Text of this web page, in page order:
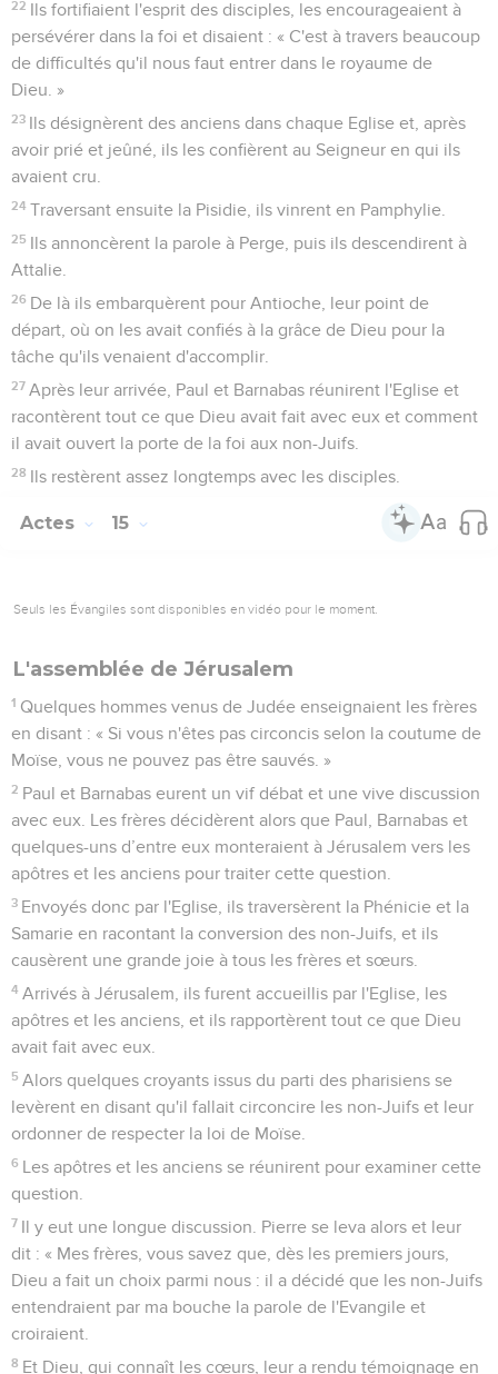
22 Ils fortifiaient l'esprit des disciples, les encourageaient à
persévérer dans la foi et disaient : « C'est à travers beaucoup
de difficultés qu'il nous faut entrer dans le royaume de
Dieu. »
23 Ils désignèrent des anciens dans chaque Eglise et, après
avoir prié et jeûné, ils les confièrent au Seigneur en qui ils
avaient cru.
24 Traversant ensuite la Pisidie, ils vinrent en Pamphylie.
25 Ils annoncèrent la parole à Perge, puis ils descendirent à
Attalie.
26 De là ils embarquèrent pour Antioche, leur point de
départ, où on les avait confiés à la grâce de Dieu pour la
tâche qu'ils venaient d'accomplir.
27 Après leur arrivée, Paul et Barnabas réunirent l'Eglise et
racontèrent tout ce que Dieu avait fait avec eux et comment
il avait ouvert la porte de la foi aux non-Juifs.
28 Ils restèrent assez longtemps avec les disciples.
Actes 15
Seuls les Évangiles sont disponibles en vidéo pour le moment.
L'assemblée de Jérusalem
1 Quelques hommes venus de Judée enseignaient les frères
en disant : « Si vous n'êtes pas circoncis selon la coutume de
Moïse, vous ne pouvez pas être sauvés. »
2 Paul et Barnabas eurent un vif débat et une vive discussion
avec eux. Les frères décidèrent alors que Paul, Barnabas et
quelques-uns d’entre eux monteraient à Jérusalem vers les
apôtres et les anciens pour traiter cette question.
3 Envoyés donc par l'Eglise, ils traversèrent la Phénicie et la
Samarie en racontant la conversion des non-Juifs, et ils
causèrent une grande joie à tous les frères et sœurs.
4 Arrivés à Jérusalem, ils furent accueillis par l'Eglise, les
apôtres et les anciens, et ils rapportèrent tout ce que Dieu
avait fait avec eux.
5 Alors quelques croyants issus du parti des pharisiens se
levèrent en disant qu'il fallait circoncire les non-Juifs et leur
ordonner de respecter la loi de Moïse.
6 Les apôtres et les anciens se réunirent pour examiner cette
question.
7 Il y eut une longue discussion. Pierre se leva alors et leur
dit : « Mes frères, vous savez que, dès les premiers jours,
Dieu a fait un choix parmi nous : il a décidé que les non-Juifs
entendraient par ma bouche la parole de l'Evangile et
croiraient.
8 Et Dieu, qui connaît les cœurs, leur a rendu témoignage en